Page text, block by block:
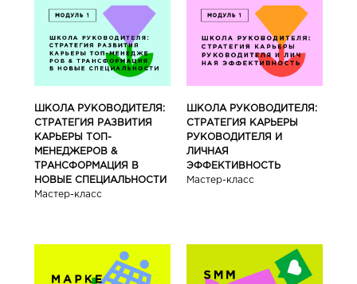
ШКОЛА РУКОВОДИТЕЛЯ:
СТРАТЕГИЯ РАЗВИТИЯ
КАРЬЕРЫ ТОП-
МЕНЕДЖЕРОВ &
ТРАНСФОРМАЦИЯ В
НОВЫЕ СПЕЦИАЛЬНОСТИ
Мастер-класс
ШКОЛА РУКОВОДИТЕЛЯ:
СТРАТЕГИЯ КАРЬЕРЫ
РУКОВОДИТЕЛЯ И
ЛИЧНАЯ
ЭФФЕКТИВНОСТЬ
Мастер-класс